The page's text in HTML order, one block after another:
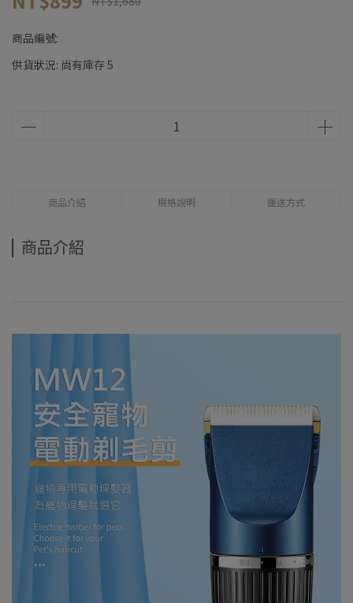
商品編號:
供貨狀況: 尚有庫存 5
商品介紹 規格說明 運送方式
商品介紹